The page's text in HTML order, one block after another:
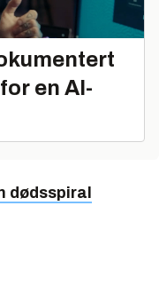
en AI-
dødsspiral